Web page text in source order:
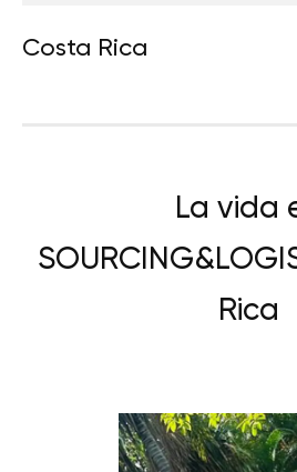
Costa Rica
La vida
Rica